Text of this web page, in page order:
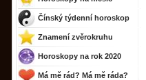
Čínský týdenní horoskop
Znamení zvěrokruhu
Horoskopy na rok 2020
Má mě rád? Má mě ráda?